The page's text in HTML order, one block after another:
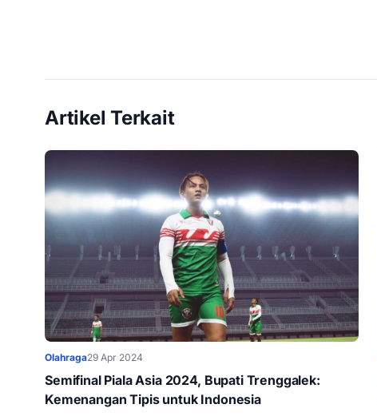
Artikel Terkait
Olahraga29 Apr 2024
Semifinal Piala Asia 2024, Bupati Trenggalek:
Kemenangan Tipis untuk Indonesia